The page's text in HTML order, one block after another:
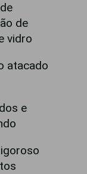
de
vidro
atacado
e